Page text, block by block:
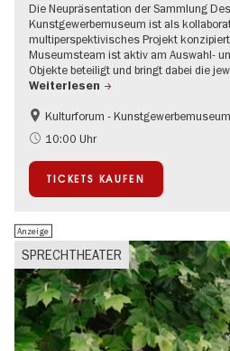
Die Neupräsentation der Sammlung
Kunstgewerbemuseum ist als
multiperspektivisches Projekt
Museumsteam ist aktiv am Auswahl-
Objekte beteiligt und bringt dabei die
Weiterlesen
Mode und Design
Kulturforum - Kunstgewerbemuseum
10:00 Uhr
TICKETS KAUFEN
SPRECHTHEATER
Anzeige